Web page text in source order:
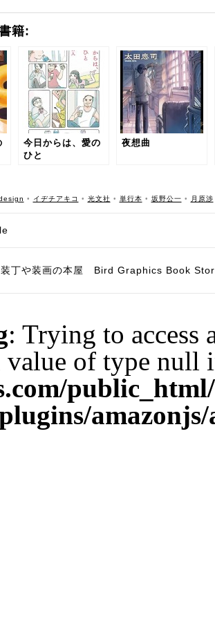
籍:
今日からは、愛の
ひと
夜想曲
• イヂチアキコ • 光文社 • 単行本 • 坂野公一 • 月原渉
丁や装画の本屋 Bird Graphics Book
: Trying to access
value of type null